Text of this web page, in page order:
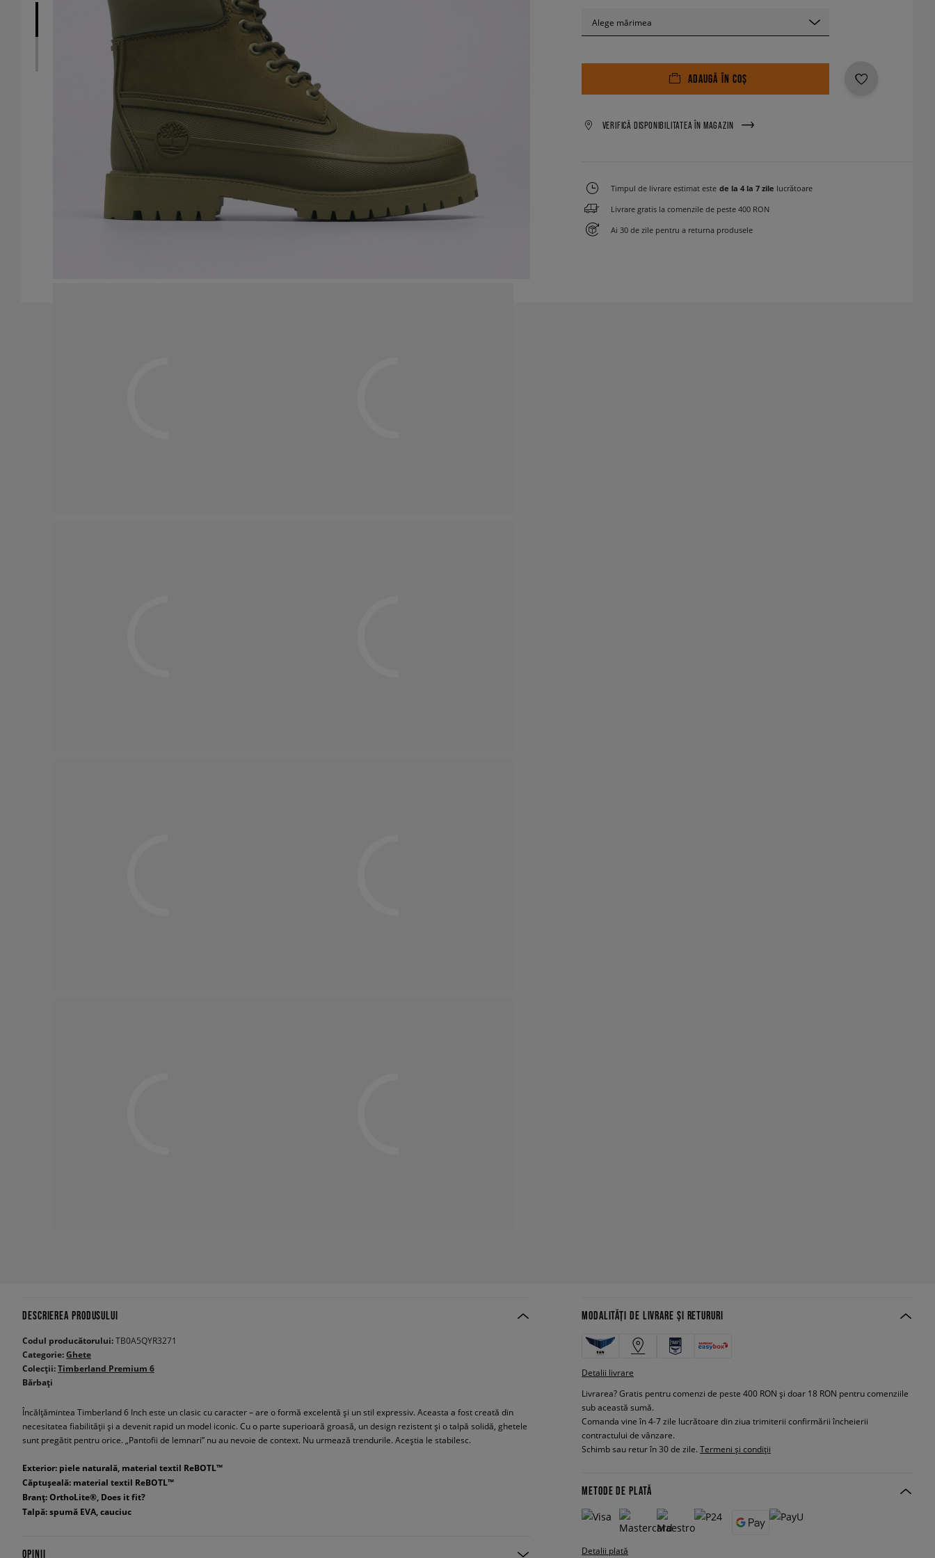
Alege mărimea
ADAUGĂ ÎN COȘ
VERIFICĂ DISPONIBILITATEA ÎN MAGAZIN
Timpul de livrare estimat este de la 4 la 7 zile lucrătoare
Livrare gratis la comenzile de peste 400 RON
Ai 30 de zile pentru a returna produsele
DESCRIEREA PRODUSULUI
Codul producătorului:TB0A5QYR3271
Categorie:Ghete
Colecții:Timberland Premium 6
Bărbați
Încălțămintea Timberland 6 Inch este un clasic cu caracter – are o formă excelentă și un stil expressiv. Aceasta a fost creată din
necesitatea fiabilității și a devenit rapid un model iconic. Cu o parte superioară groasă, un design rezistent și o talpă solidă, ghetele
sunt pregătit pentru orice. „Pantofii de lemnari” nu au nevoie de context. Nu urmează trendurile. Aceștia le stabilesc.
Exterior: piele naturală, material textil ReBOTL™
Căptușeală: material textil ReBOTL™
Branț: OrthoLite®, Does it fit?
Talpă: spumă EVA, cauciuc
OPINII
MODALITĂȚI DE LIVRARE ȘI RETURURI
Detalii livrare
Livrarea? Gratis pentru comenzi de peste 400 RON și doar 18 RON pentru comenziile
sub această sumă.
Comanda vine în 4-7 zile lucrătoare din ziua trimiterii confirmării încheierii
contractului de vânzare.
Schimb sau retur în 30 de zile. Termeni și condiții
METODE DE PLATĂ
Detalii plată